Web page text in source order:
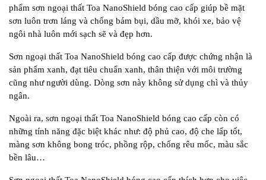
phẩm sơn ngoại thất Toa NanoShield bóng cao cấp giúp bề mặt
sơn luôn trơn láng và chống bám bụi, dầu mỡ, khói xe, bảo vệ
ngôi nhà luôn mới sạch sẽ và đẹp hơn.
Sơn ngoại thất Toa NanoShield bóng cao cấp được chứng nhận là
sản phẩm xanh, đạt tiêu chuẩn xanh, thân thiện với môi trường
cũng như người dùng. Dòng sơn này không sử dụng chì và thủy
ngân.
Ngoài ra, sơn ngoại thất Toa NanoShield bóng cao cấp còn có
những tính năng đặc biệt khác như: độ phủ cao, độ che lấp tốt,
màng sơn không bong tróc, phồng rộp, chống rêu mốc, màu sắc
bền lâu…